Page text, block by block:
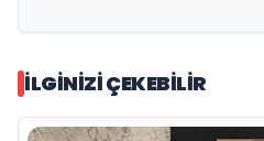
İLGINIZI ÇEKEBILIR